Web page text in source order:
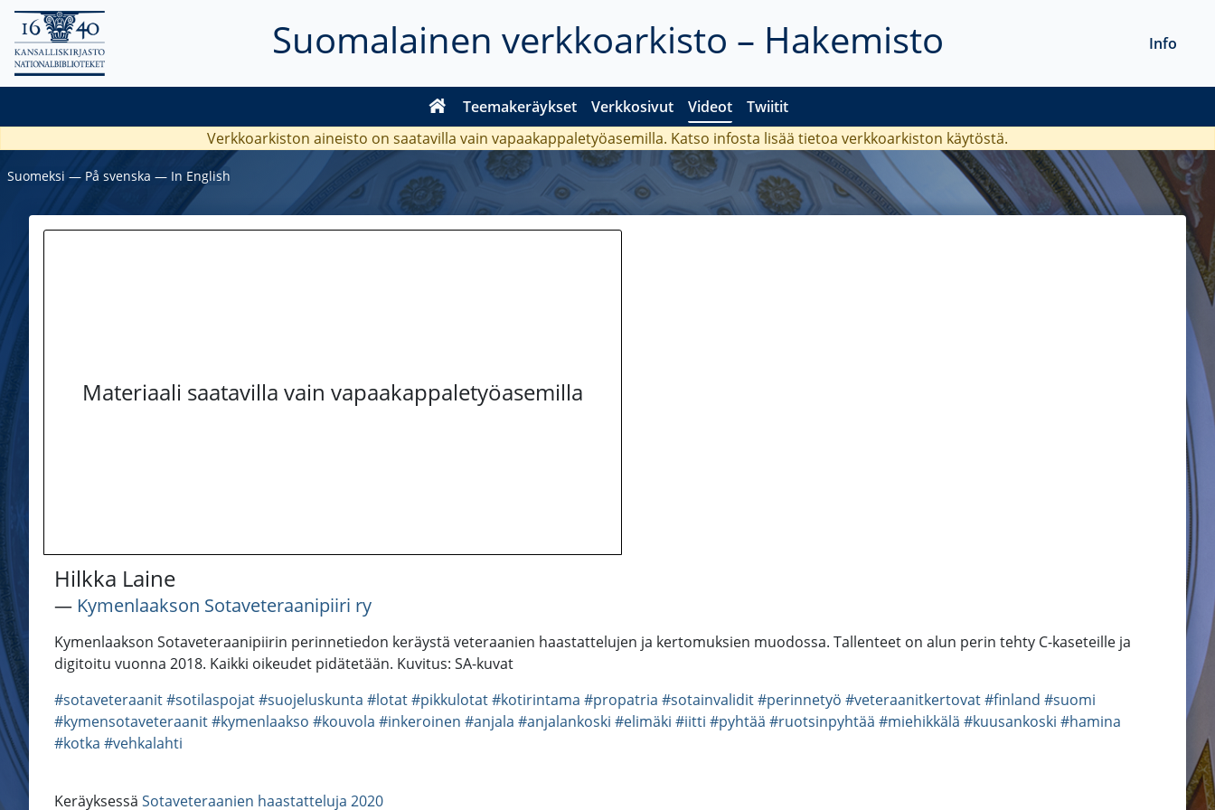
Suomalainen verkkoarkisto – Hakemisto
Teemakeräykset Verkkosivut Videot Twiitit
Info
Verkkoarkiston aineisto on saatavilla vain vapaakappaletyöasemilla. Katso infosta lisää tietoa verkkoarkiston käytöstä.
Suomeksi ― På svenska ― In English
Materiaali saatavilla vain vapaakappaletyöasemilla
Hilkka Laine
― Kymenlaakson Sotaveteraanipiiri ry
Kymenlaakson Sotaveteraanipiirin perinnetiedon keräystä veteraanien haastattelujen ja kertomuksien muodossa. Tallenteet on alun perin tehty C-kaseteille ja
digitoitu vuonna 2018. Kaikki oikeudet pidätetään. Kuvitus: SA-kuvat
#sotaveteraanit#sotilaspojat#suojeluskunta #lotat#pikkulotat#kotirintama #propatria #sotainvalidit#perinnetyö #veteraanitkertovat#finland #suomi
#kymensotaveteraanit#kymenlaakso #kouvola #inkeroinen #anjala #anjalankoski #elimäki #iitti #pyhtää #ruotsinpyhtää #miehikkälä #kuusankoski #hamina
#kotka #vehkalahti
Keräyksessä Sotaveteraanien haastatteluja 2020